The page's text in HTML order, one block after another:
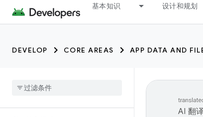
基本知识 设计和规划
DEVELOP CORE AREAS APP DATA AND
AI 翻